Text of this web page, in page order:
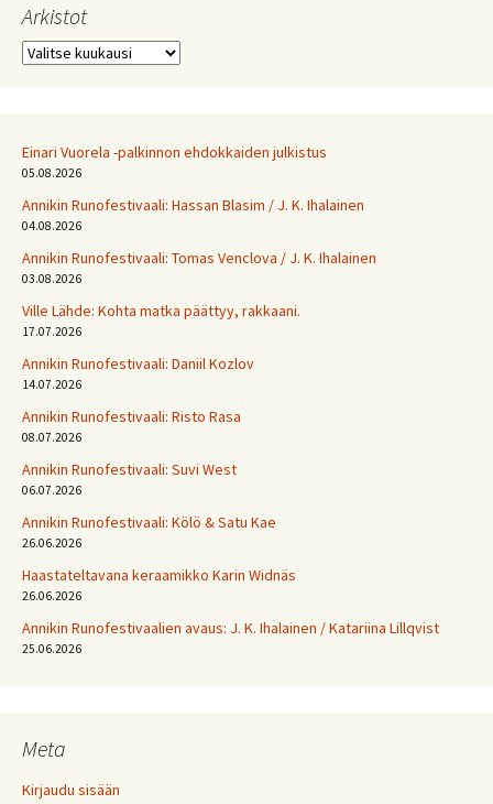
Arkistot
Arkistot
Einari Vuorela -palkinnon ehdokkaiden julkistus
05.08.2026
Annikin Runofestivaali: Has­san Bla­sim / J. K. Ihalainen
04.08.2026
Annikin Runofestivaali: Tomas Venclova / J. K. Ihalainen
03.08.2026
Ville Lähde: Kohta matka päättyy, rakkaani.
17.07.2026
Annikin Runofestivaali: Daniil Kozlov
14.07.2026
Annikin Runofestivaali: Risto Rasa
08.07.2026
Annikin Runofestivaali: Suvi West
06.07.2026
Annikin Runofestivaali: Kölö & Satu Kae
26.06.2026
Haastateltavana keraamikko Karin Widnäs
26.06.2026
Annikin Runofestivaalien avaus: J. K. Ihalainen / Katariina Lillqvist
25.06.2026
Meta
Kirjaudu sisään